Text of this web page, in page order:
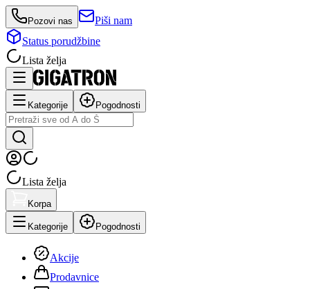
Pozovi nas
Piši nam
Status porudžbine
Lista želja
Kategorije Pogodnosti
Lista želja
Korpa
Kategorije Pogodnosti
Akcije
Prodavnice